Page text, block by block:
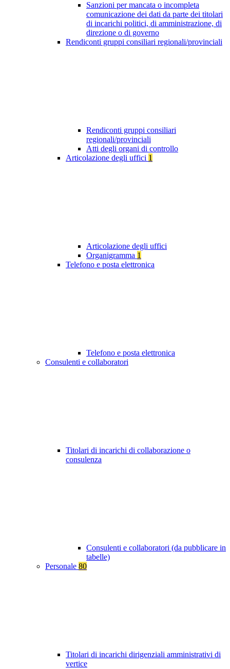
Sanzioni per mancata o incompleta
comunicazione dei dati da parte dei titolari
di incarichi politici, di amministrazione, di
direzione o di governo
Rendiconti gruppi consiliari regionali/provinciali
Rendiconti gruppi consiliari
regionali/provinciali
Atti degli organi di controllo
Articolazione degli uffici 1
Articolazione degli uffici
Organigramma 1
Telefono e posta elettronica
Telefono e posta elettronica
Consulenti e collaboratori
Titolari di incarichi di collaborazione o
consulenza
Consulenti e collaboratori (da pubblicare in
tabelle)
Personale 80
Titolari di incarichi dirigenziali amministrativi di
vertice